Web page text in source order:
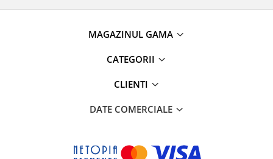
MAGAZINUL GAMA
CATEGORII
CLIENTI
DATE COMERCIALE